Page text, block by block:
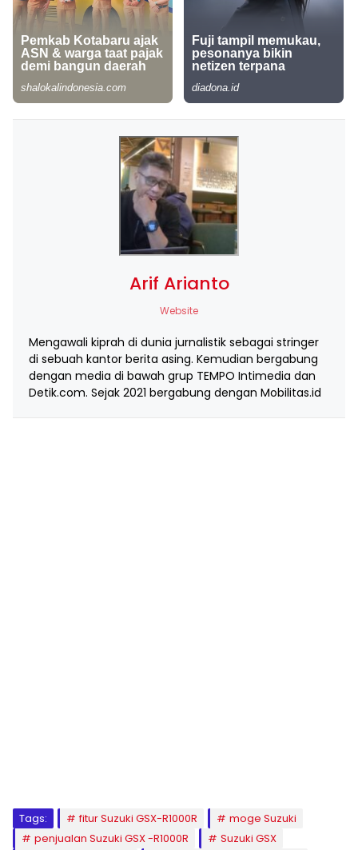
Arif Arianto
Website
Mengawali kiprah di dunia jurnalistik sebagai stringer
di sebuah kantor berita asing. Kemudian bergabung
dengan media di bawah grup TEMPO Intimedia dan
Detik.com. Sejak 2021 bergabung dengan Mobilitas.id
Tags: fitur Suzuki GSX-R1000R
moge Suzuki
penjualan Suzuki GSX -R1000R
Suzuki GSX